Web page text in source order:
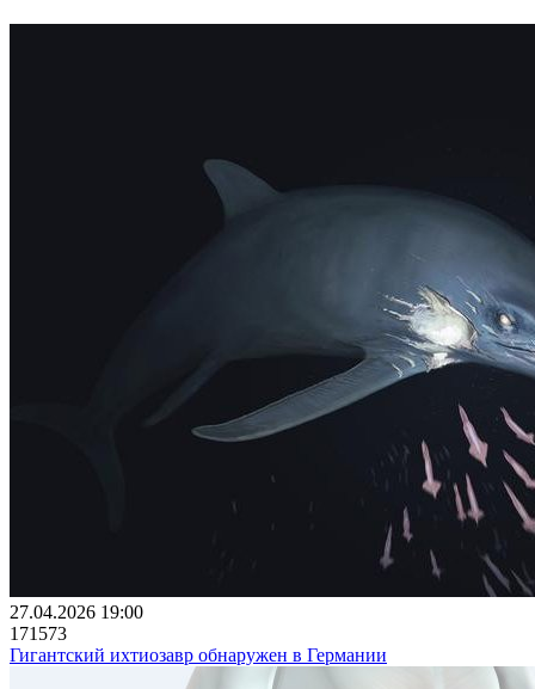
27.04.2026 19:00
171573
Гигантский ихтиозавр обнаружен в Германии